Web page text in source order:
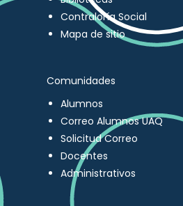
Contraloría Social
Mapa de sitio
Comunidades
Alumnos
Correo Alumnos UAQ
Solicitud Correo
Docentes
Administrativos